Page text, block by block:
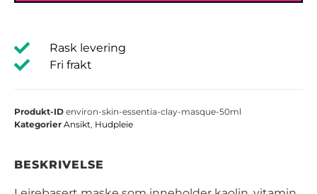
Rask levering
Fri frakt
Produkt-ID environ-skin-essentia-clay-masque-50ml
Kategorier Ansikt, Hudpleie
BESKRIVELSE